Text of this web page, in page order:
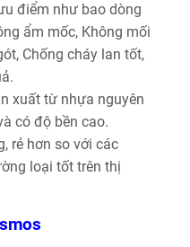
điểm như bao dòng
ẩm mốc, Không mối
Chống cháy lan tốt,
xuất từ nhựa nguyên
có độ bền cao.
rẻ hơn so với các
loại tốt trên thị